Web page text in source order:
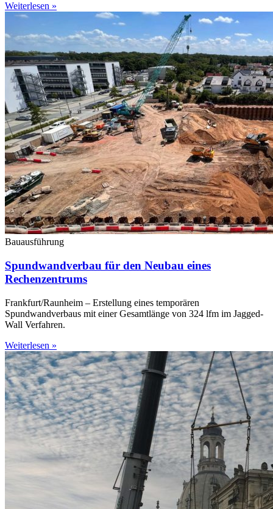
Weiterlesen »
Bauausführung
Spundwandverbau für den Neubau eines
Rechenzentrums
Frankfurt/Raunheim – Erstellung eines temporären
Spundwandverbaus mit einer Gesamtlänge von 324 lfm im Jagged-
Wall Verfahren.
Weiterlesen »